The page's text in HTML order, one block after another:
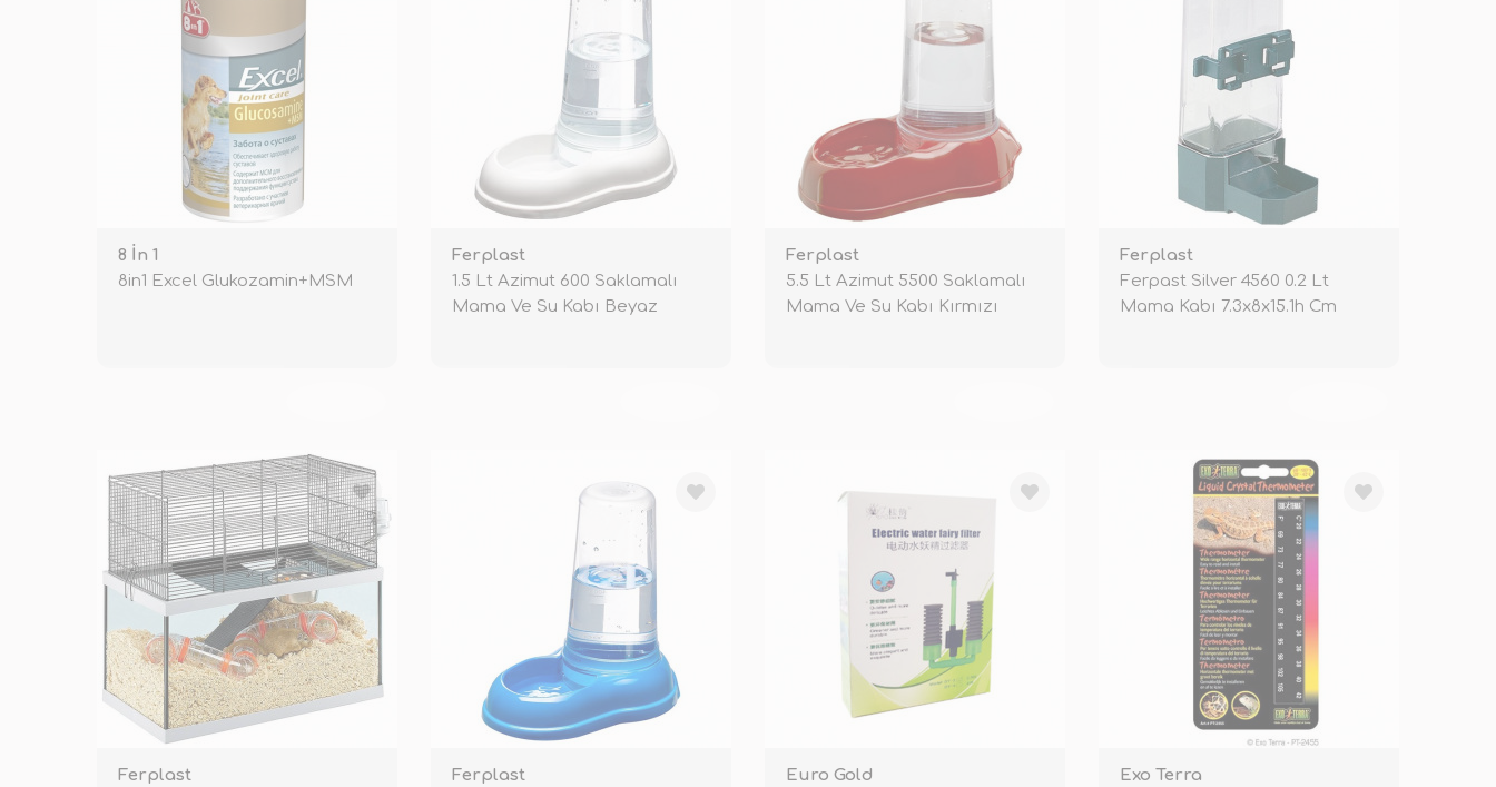
8 İn 1
8in1 Excel Glukozamin+MSM
Ferplast
1.5 Lt Azimut 600 Saklamalı
Mama Ve Su Kabı Beyaz
Ferplast
5.5 Lt Azimut 5500 Saklamalı
Mama Ve Su Kabı Kırmızı
Ferplast
Ferpast Silver 4560 0.2 Lt
Mama Kabı 7.3x8x15.1h Cm
Ferplast
Ferplast
Euro Gold
Exo Terra